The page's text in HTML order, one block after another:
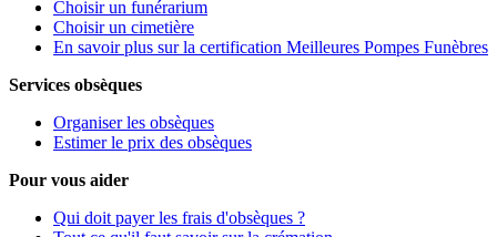
Choisir un funérarium
Choisir un cimetière
En savoir plus sur la certification Meilleures Pompes Funèbres
Services obsèques
Organiser les obsèques
Estimer le prix des obsèques
Pour vous aider
Qui doit payer les frais d'obsèques ?